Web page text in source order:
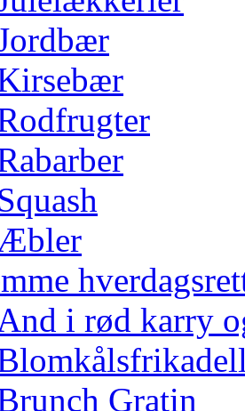
i rød karry
Gratin